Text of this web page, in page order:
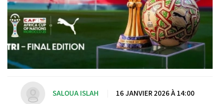
SALOUA ISLAH 16 JANVIER 2026 À 14:00